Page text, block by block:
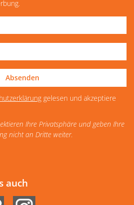
Absenden
gelesen und akzeptiere
Ihre Privatsphäre und geben Ihre
nicht an Dritte weiter.
auch